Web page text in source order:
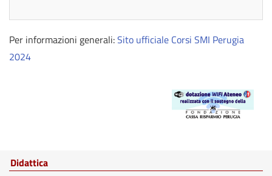
Per informazioni generali:Sito ufficiale Corsi SMI Perugia
2024
Didattica